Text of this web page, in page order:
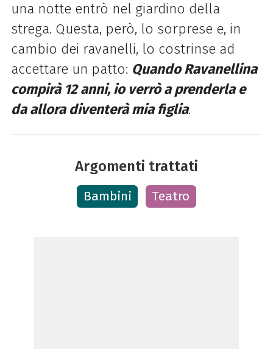
una notte entrò nel giardino della
strega. Questa, però, lo sorprese e, in
cambio dei ravanelli, lo costrinse ad
accettare un patto: Quando Ravanellina
compirà 12 anni, io verrò a prenderla e
da allora diventerà mia figlia.
Argomenti trattati
Bambini Teatro